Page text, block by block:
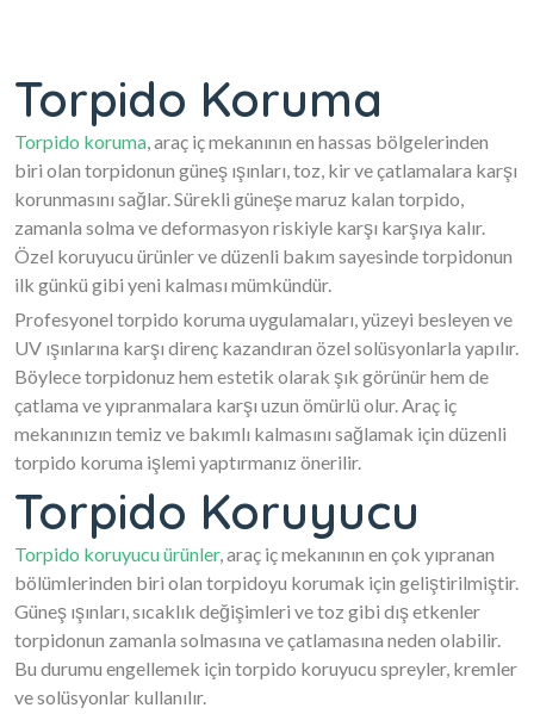
Torpido Koruma
Torpido koruma, araç iç mekanının en hassas bölgelerinden
biri olan torpidonun güneş ışınları, toz, kir ve çatlamalara karşı
korunmasını sağlar. Sürekli güneşe maruz kalan torpido,
zamanla solma ve deformasyon riskiyle karşı karşıya kalır.
Özel koruyucu ürünler ve düzenli bakım sayesinde torpidonun
ilk günkü gibi yeni kalması mümkündür.
Profesyonel torpido koruma uygulamaları, yüzeyi besleyen ve
UV ışınlarına karşı direnç kazandıran özel solüsyonlarla yapılır.
Böylece torpidonuz hem estetik olarak şık görünür hem de
çatlama ve yıpranmalara karşı uzun ömürlü olur. Araç iç
mekanınızın temiz ve bakımlı kalmasını sağlamak için düzenli
torpido koruma işlemi yaptırmanız önerilir.
Torpido Koruyucu
Torpido koruyucu ürünler, araç iç mekanının en çok yıpranan
bölümlerinden biri olan torpidoyu korumak için geliştirilmiştir.
Güneş ışınları, sıcaklık değişimleri ve toz gibi dış etkenler
torpidonun zamanla solmasına ve çatlamasına neden olabilir.
Bu durumu engellemek için torpido koruyucu spreyler, kremler
ve solüsyonlar kullanılır.